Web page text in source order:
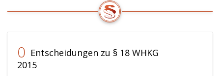
0 Entscheidungen zu § 18 WHKG
2015